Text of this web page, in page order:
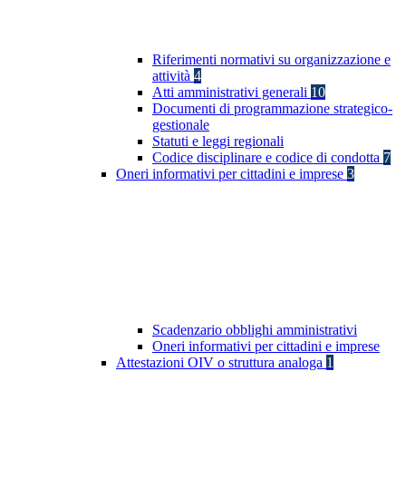
Riferimenti normativi su organizzazione e
attività 4
Atti amministrativi generali 10
Documenti di programmazione strategico-
gestionale
Statuti e leggi regionali
Codice disciplinare e codice di condotta 7
Oneri informativi per cittadini e imprese 3
Scadenzario obblighi amministrativi
Oneri informativi per cittadini e imprese
Attestazioni OIV o struttura analoga 1